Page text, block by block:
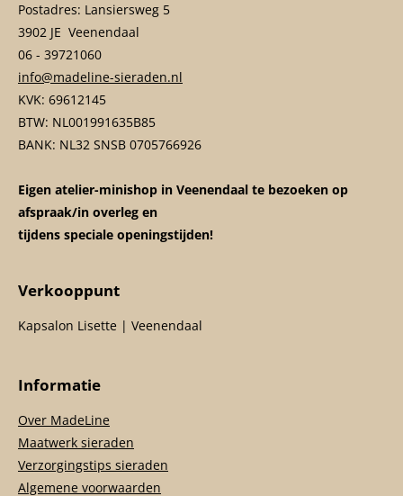
Postadres: Lansiersweg 5
3902 JE Veenendaal
06 - 39721060
info@madeline-sieraden.nl
KVK: 69612145
BTW: NL001991635B85
BANK: NL32 SNSB 0705766926
Eigen atelier-minishop in Veenendaal te bezoeken op
afspraak/in overleg en
tijdens speciale openingstijden!
Verkooppunt
Kapsalon Lisette | Veenendaal
Informatie
Over MadeLine
Maatwerk sieraden
Verzorgingstips sieraden
Algemene voorwaarden